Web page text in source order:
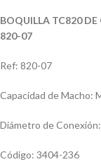
BOQUILLA TC820
820-07
Ref: 820-07
Capacidad de Macho:
Diámetro de
Código: 3404-236